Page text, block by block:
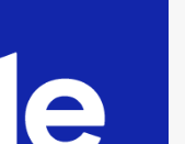
en la